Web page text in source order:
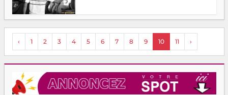
‹ 1 2 3 4 5 6 7 8 9 10 11 ›